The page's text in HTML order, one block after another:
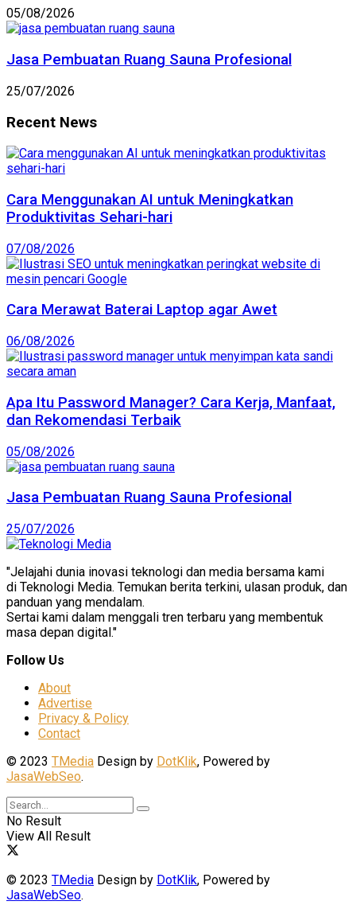
05/08/2026
Jasa Pembuatan Ruang Sauna Profesional
25/07/2026
Recent News
Cara Menggunakan AI untuk Meningkatkan
Produktivitas Sehari-hari
07/08/2026
Cara Merawat Baterai Laptop agar Awet
06/08/2026
Apa Itu Password Manager? Cara Kerja, Manfaat,
dan Rekomendasi Terbaik
05/08/2026
Jasa Pembuatan Ruang Sauna Profesional
25/07/2026
"Jelajahi dunia inovasi teknologi dan media bersama kami
di Teknologi Media. Temukan berita terkini, ulasan produk, dan
panduan yang mendalam.
Sertai kami dalam menggali tren terbaru yang membentuk
masa depan digital."
Follow Us
About
Advertise
Privacy & Policy
Contact
© 2023 TMedia Design by DotKlik, Powered by
JasaWebSeo.
No Result
View All Result
© 2023 TMedia Design by DotKlik, Powered by
JasaWebSeo.